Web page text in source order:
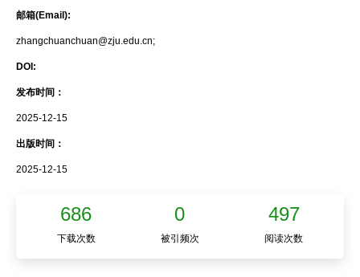
邮箱(Email):
zhangchuanchuan@zju.edu.cn;
DOI:
发布时间：
2025-12-15
出版时间：
2025-12-15
686 0 497
下载次数 被引频次 阅读次数